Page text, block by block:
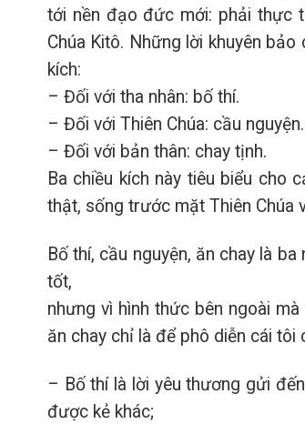
tới nền đạo đức mới: phải thực
Chúa Kitô. Những lời khuyên
kích:
– Đối với tha nhân: bố thí.
– Đối với Thiên Chúa: cầu nguyện.
– Đối với bản thân: chay tịnh.
Ba chiều kích này tiêu biểu cho
thật, sống trước mặt Thiên Chúa
Bố thí, cầu nguyện, ăn chay là
tốt,
nhưng vì hình thức bên ngoài
ăn chay chỉ là để phô diễn cái
– Bố thí là lời yêu thương gửi
được kẻ khác;